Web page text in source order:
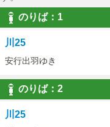
のりば：1
川25
安行出羽ゆき
のりば：2
川25